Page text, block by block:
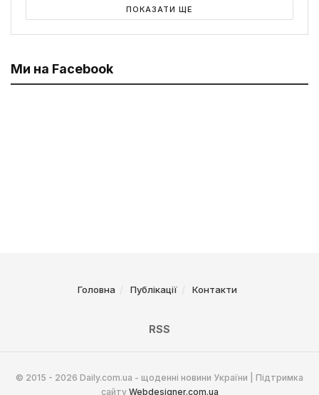
ПОКАЗАТИ ЩЕ
Ми на Facebook
Головна Публікації Контакти
RSS
© 2015 - 2026 Daily.com.ua - щоденні новини України | Підтримка
сайту Webdesigner.com.ua